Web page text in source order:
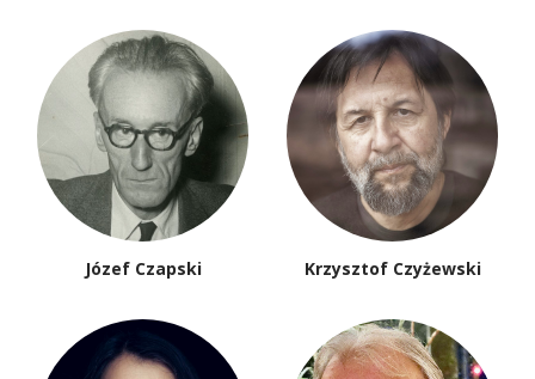
Józef Czapski Krzysztof Czyżewski